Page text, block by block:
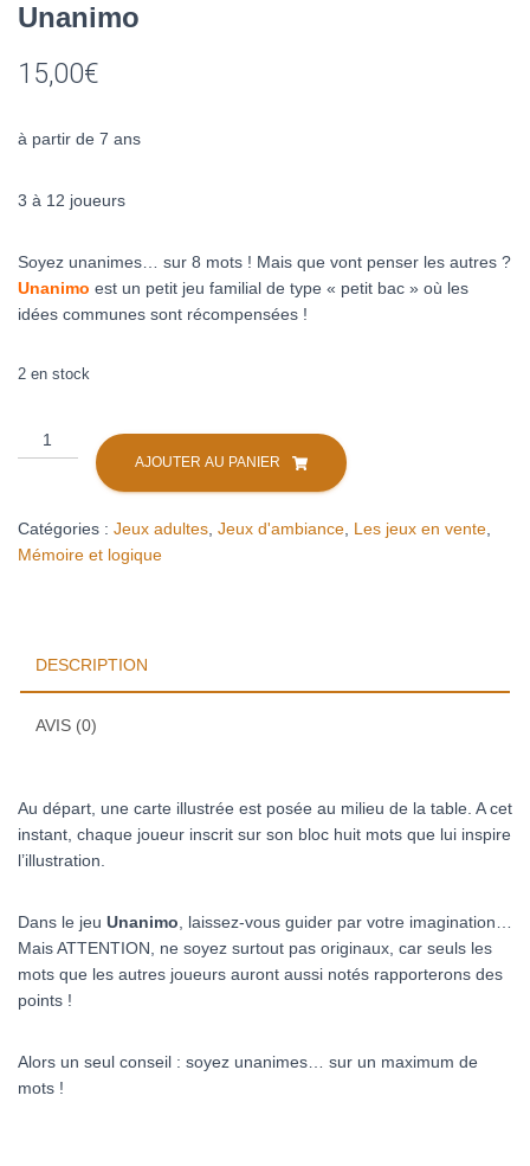
Unanimo
15,00€
à partir de 7 ans
3 à 12 joueurs
Soyez unanimes… sur 8 mots ! Mais que vont penser les autres ?
Unanimo est un petit jeu familial de type « petit bac » où les
idées communes sont récompensées !
2 en stock
quantité
de
AJOUTER AU PANIER
Catégories : Jeux adultes, Jeux d'ambiance, Les jeux en vente,
Mémoire et logique
DESCRIPTION
AVIS (0)
Au départ, une carte illustrée est posée au milieu de la table. A cet
instant, chaque joueur inscrit sur son bloc huit mots que lui inspire
l’illustration.
Dans le jeu Unanimo, laissez-vous guider par votre imagination…
Mais ATTENTION, ne soyez surtout pas originaux, car seuls les
mots que les autres joueurs auront aussi notés rapporterons des
points !
Alors un seul conseil : soyez unanimes… sur un maximum de
mots !